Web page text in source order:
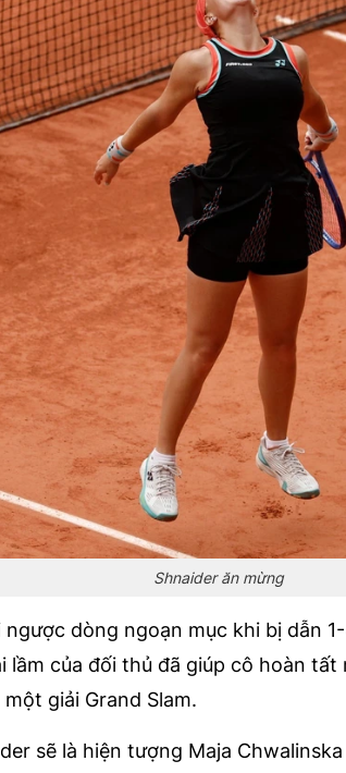
Shnaider ăn mừng
dòng ngoạn mục khi bị dẫn
lầm của đối thủ đã giúp cô hoàn
giải Grand Slam.
sẽ là hiện tượng Maja